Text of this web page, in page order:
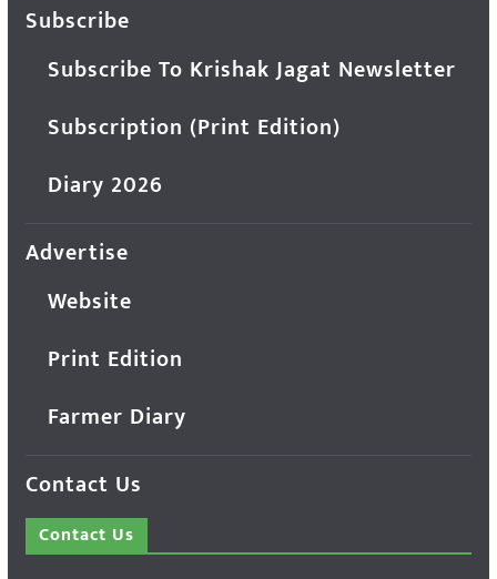
Subscribe
Subscribe To Krishak Jagat Newsletter
Subscription (Print Edition)
Diary 2026
Advertise
Website
Print Edition
Farmer Diary
Contact Us
Contact Us